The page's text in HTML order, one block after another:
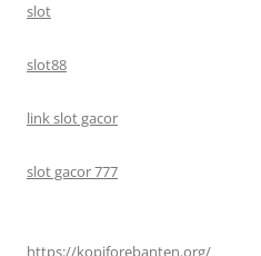
slot
slot88
link slot gacor
slot gacor 777
https://kopiforebanten.org/